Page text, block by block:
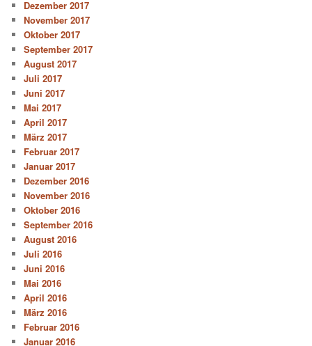
Dezember 2017
November 2017
Oktober 2017
September 2017
August 2017
Juli 2017
Juni 2017
Mai 2017
April 2017
März 2017
Februar 2017
Januar 2017
Dezember 2016
November 2016
Oktober 2016
September 2016
August 2016
Juli 2016
Juni 2016
Mai 2016
April 2016
März 2016
Februar 2016
Januar 2016